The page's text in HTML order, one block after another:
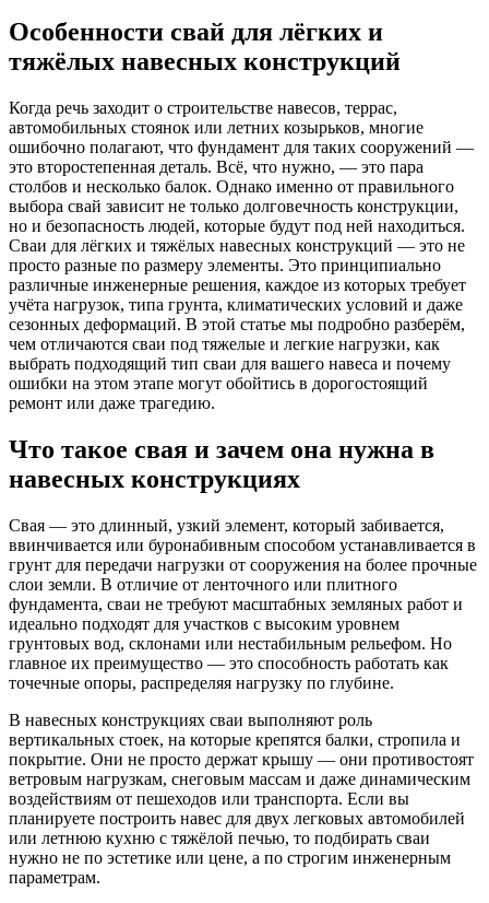
Особенности свай для лёгких и
тяжёлых навесных конструкций
Когда речь заходит о строительстве навесов, террас,
автомобильных стоянок или летних козырьков, многие
ошибочно полагают, что фундамент для таких сооружений —
это второстепенная деталь. Всё, что нужно, — это пара
столбов и несколько балок. Однако именно от правильного
выбора свай зависит не только долговечность конструкции,
но и безопасность людей, которые будут под ней находиться.
Сваи для лёгких и тяжёлых навесных конструкций — это не
просто разные по размеру элементы. Это принципиально
различные инженерные решения, каждое из которых требует
учёта нагрузок, типа грунта, климатических условий и даже
сезонных деформаций. В этой статье мы подробно разберём,
чем отличаются сваи под тяжелые и легкие нагрузки, как
выбрать подходящий тип сваи для вашего навеса и почему
ошибки на этом этапе могут обойтись в дорогостоящий
ремонт или даже трагедию.
Что такое свая и зачем она нужна в
навесных конструкциях
Свая — это длинный, узкий элемент, который забивается,
ввинчивается или буронабивным способом устанавливается в
грунт для передачи нагрузки от сооружения на более прочные
слои земли. В отличие от ленточного или плитного
фундамента, сваи не требуют масштабных земляных работ и
идеально подходят для участков с высоким уровнем
грунтовых вод, склонами или нестабильным рельефом. Но
главное их преимущество — это способность работать как
точечные опоры, распределяя нагрузку по глубине.
В навесных конструкциях сваи выполняют роль
вертикальных стоек, на которые крепятся балки, стропила и
покрытие. Они не просто держат крышу — они противостоят
ветровым нагрузкам, снеговым массам и даже динамическим
воздействиям от пешеходов или транспорта. Если вы
планируете построить навес для двух легковых автомобилей
или летнюю кухню с тяжёлой печью, то подбирать сваи
нужно не по эстетике или цене, а по строгим инженерным
параметрам.